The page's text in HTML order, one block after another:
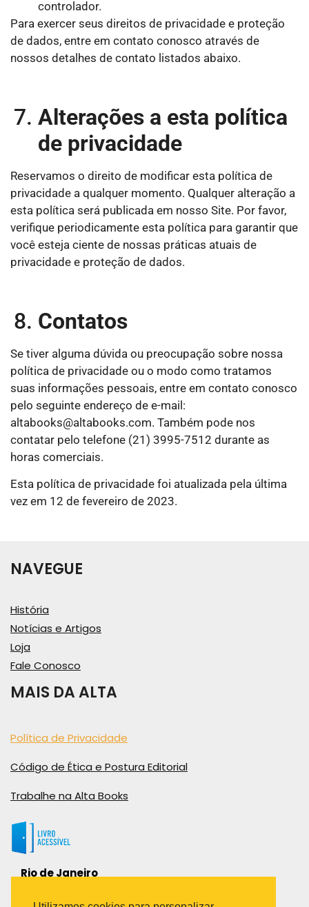
controlador.
Para exercer seus direitos de privacidade e proteção
de dados, entre em contato conosco através de
nossos detalhes de contato listados abaixo.
Alterações a esta política
de privacidade
Reservamos o direito de modificar esta política de
privacidade a qualquer momento. Qualquer alteração a
esta política será publicada em nosso Site. Por favor,
verifique periodicamente esta política para garantir que
você esteja ciente de nossas práticas atuais de
privacidade e proteção de dados.
Contatos
Se tiver alguma dúvida ou preocupação sobre nossa
política de privacidade ou o modo como tratamos
suas informações pessoais, entre em contato conosco
pelo seguinte endereço de e-mail:
altabooks@altabooks.com. Também pode nos
contatar pelo telefone (21) 3995-7512 durante as
horas comerciais.
Esta política de privacidade foi atualizada pela última
vez em 12 de fevereiro de 2023.
NAVEGUE
História
Notícias e Artigos
Loja
Fale Conosco
MAIS DA ALTA
Política de Privacidade
Código de Ética e Postura Editorial
Trabalhe na Alta Books
Rio de Janeiro